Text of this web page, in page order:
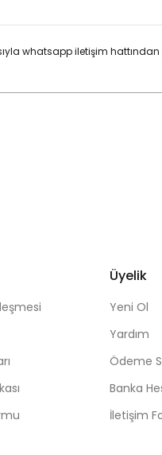
whatsapp iletişim
Üyelik
Yeni Ol
Yardım
Ödeme
Banka
İletişim